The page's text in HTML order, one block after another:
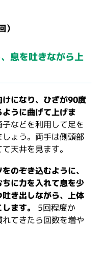
）
息を吐きながら上
けになり、ひざが90度
ように曲げて上げま
子などを利用して足を
しょう。両手は側頭部
天井を見ます。
のぞき込むように、
ちに力を入れて息を少
吐き出しながら、上体
ます。 5回程度か
れてきたら回数を増や